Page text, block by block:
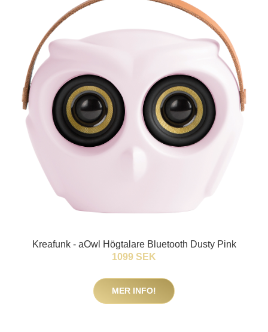
Kreafunk - aOwl Högtalare Bluetooth Dusty Pink
1099 SEK
MER INFO!